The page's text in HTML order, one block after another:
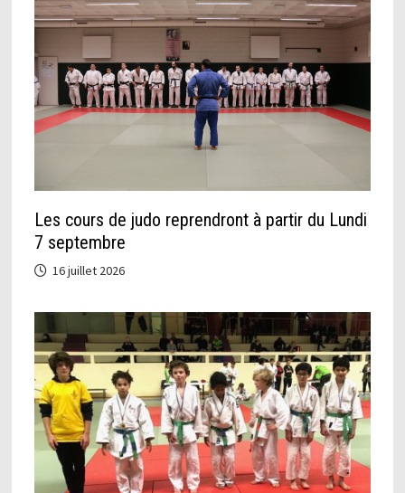
Les cours de judo reprendront à partir du Lundi
7 septembre
16 juillet 2026